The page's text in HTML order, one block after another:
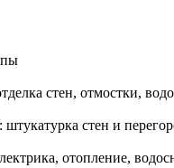
стен, отмостки,
штукатурка стен и
отопление,